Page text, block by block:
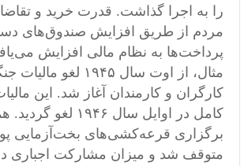
را به اجرا گذاشت. قدرت خرید و
مردم از طریق افزایش صندوق‌های
پرداخت‌ها به نظام مالی افزایش
مثال، از اوت سال ۱۹۴۵ لغو
کارگران و کارمندان آغاز شد. این
کامل در اوایل سال ۱۹۴۶ لغو
برگزاری قرعه‌کشی‌های بخت‌آزمایی‌
متوقف شد و میزان مشارکت اجباری